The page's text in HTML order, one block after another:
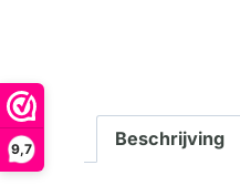
9,7
Beschrijving